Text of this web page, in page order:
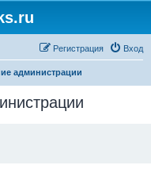
Вход
Регистрация
администрации